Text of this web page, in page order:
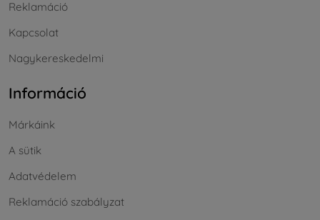
Reklamáció
Kapcsolat
Nagykereskedelmi
Információ
Márkáink
A sütik
Adatvédelem
Reklamáció szabályzat